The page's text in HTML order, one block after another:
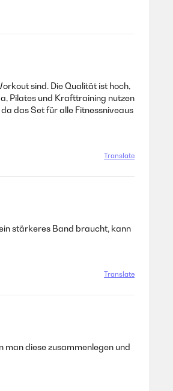
sind. Die Qualität ist hoch,
Pilates und Krafttraining nutzen
das Set für alle Fitnessniveaus
Translate
stärkeres Band braucht, kann
Translate
diese zusammenlegen und